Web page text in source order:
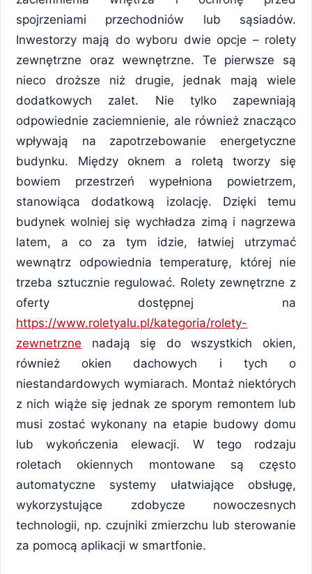
spojrzeniami przechodniów lub sąsiadów.
Inwestorzy mają do wyboru dwie opcje – rolety
zewnętrzne oraz wewnętrzne. Te pierwsze są
nieco droższe niż drugie, jednak mają wiele
dodatkowych zalet. Nie tylko zapewniają
odpowiednie zaciemnienie, ale również znacząco
wpływają na zapotrzebowanie energetyczne
budynku. Między oknem a roletą tworzy się
bowiem przestrzeń wypełniona powietrzem,
stanowiąca dodatkową izolację. Dzięki temu
budynek wolniej się wychładza zimą i nagrzewa
latem, a co za tym idzie, łatwiej utrzymać
wewnątrz odpowiednia temperaturę, której nie
trzeba sztucznie regulować. Rolety zewnętrzne z
oferty dostępnej na
https://www.roletyalu.pl/kategoria/rolety-
zewnetrzne nadają się do wszystkich okien,
również okien dachowych i tych o
niestandardowych wymiarach. Montaż niektórych
z nich wiąże się jednak ze sporym remontem lub
musi zostać wykonany na etapie budowy domu
lub wykończenia elewacji. W tego rodzaju
roletach okiennych montowane są często
automatyczne systemy ułatwiające obsługę,
wykorzystujące zdobycze nowoczesnych
technologii, np. czujniki zmierzchu lub sterowanie
za pomocą aplikacji w smartfonie.